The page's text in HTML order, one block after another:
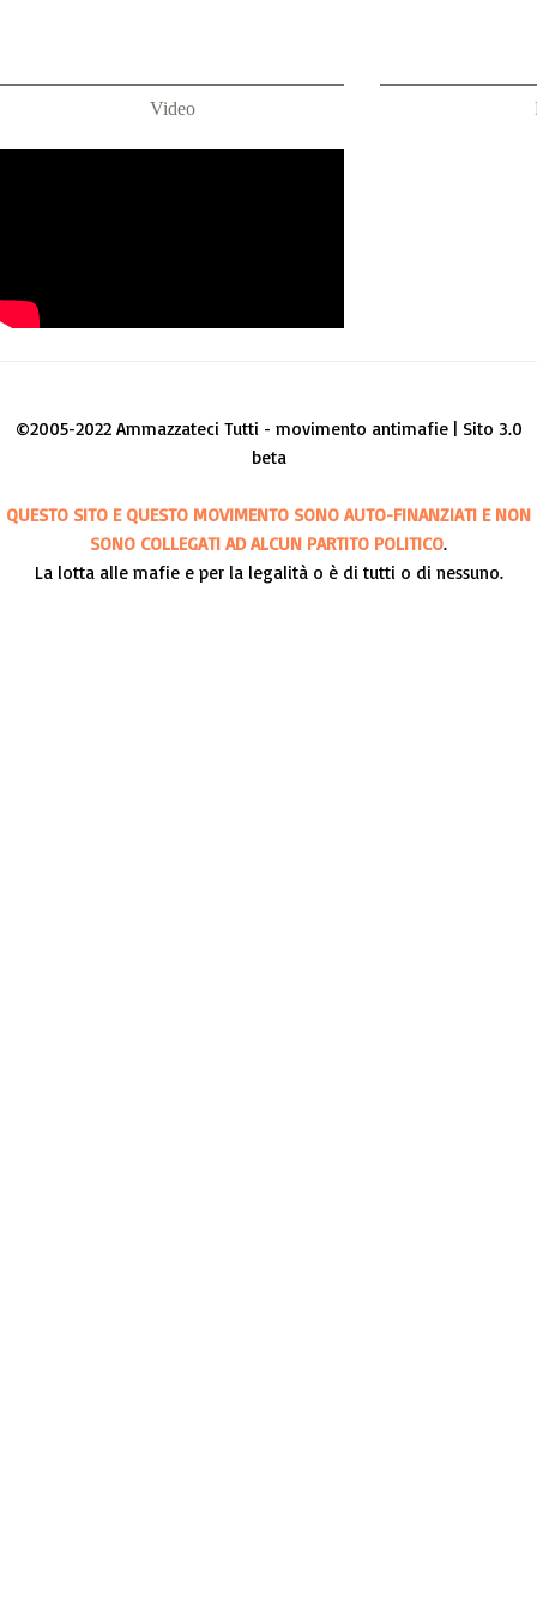
Video
©2005-2022 Ammazzateci Tutti - movimento antimafie | Sito 3.0
beta
QUESTO SITO E QUESTO MOVIMENTO SONO AUTO-FINANZIATI E NON
SONO COLLEGATI AD ALCUN PARTITO POLITICO.
La lotta alle mafie e per la legalità o è di tutti o di nessuno.